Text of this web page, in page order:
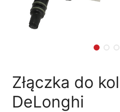
Złączka do
DeLonghi
🗹Reklamacja naprawy